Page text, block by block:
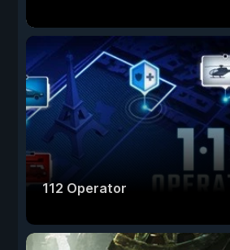
112 Operator